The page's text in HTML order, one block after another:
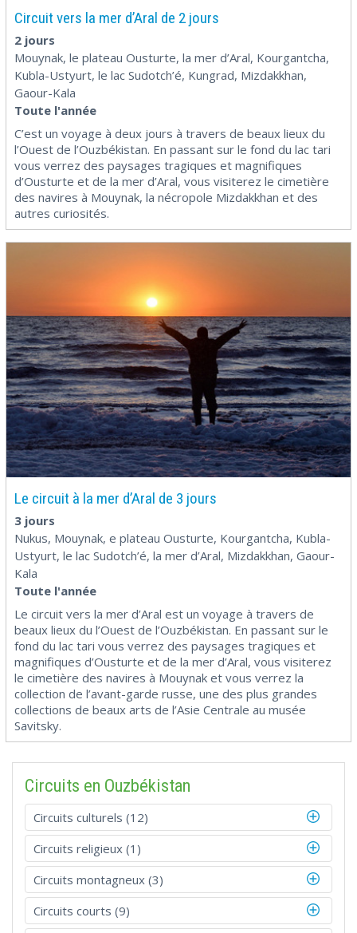
Circuit vers la mer d’Aral de 2 jours
2 jours
Mouynak, le plateau Ousturte, la mer d’Aral, Kourgantcha,
Kubla-Ustyurt, le lac Sudotch’é, Kungrad, Mizdakkhan,
Gaour-Kala
Toute l'année
C’est un voyage à deux jours à travers de beaux lieux du
l’Ouest de l’Ouzbékistan. En passant sur le fond du lac tari
vous verrez des paysages tragiques et magnifiques
d’Ousturte et de la mer d’Aral, vous visiterez le cimetière
des navires à Mouynak, la nécropole Mizdakkhan et des
autres curiosités.
Le circuit à la mer d’Aral de 3 jours
3 jours
Nukus, Mouynak, e plateau Ousturte, Kourgantcha, Kubla-
Ustyurt, le lac Sudotch’é, la mer d’Aral, Mizdakkhan, Gaour-
Kala
Toute l'année
Le circuit vers la mer d’Aral est un voyage à travers de
beaux lieux du l’Ouest de l’Ouzbékistan. En passant sur le
fond du lac tari vous verrez des paysages tragiques et
magnifiques d’Ousturte et de la mer d’Aral, vous visiterez
le cimetière des navires à Mouynak et vous verrez la
collection de l’avant-garde russe, une des plus grandes
collections de beaux arts de l’Asie Centrale au musée
Savitsky.
Circuits en Ouzbékistan
Circuits culturels (12)
Circuits religieux (1)
Circuits montagneux (3)
Circuits courts (9)